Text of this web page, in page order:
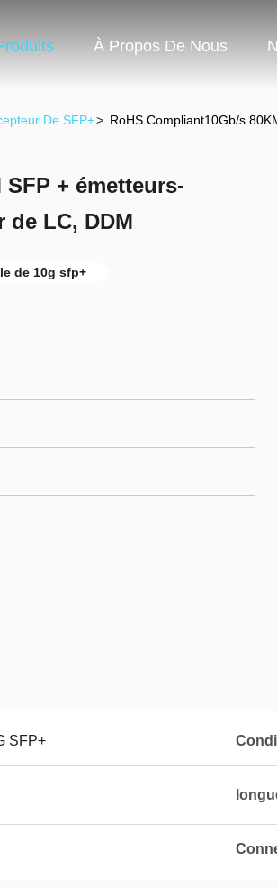
À Propos De Nous
De SFP+> RoHS Compliant10Gb/s
+ émetteurs-
LC, DDM
de 10g sfp+
SFP+